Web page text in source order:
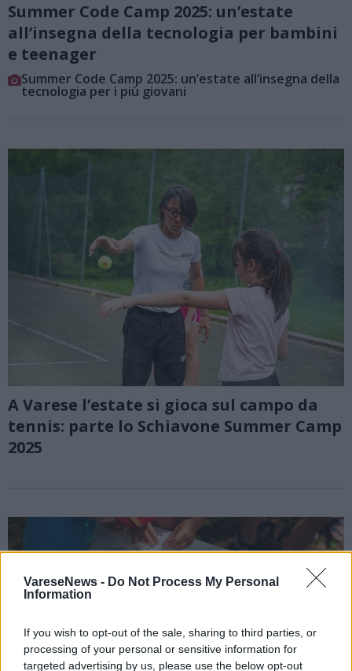
VareseNews - Do Not Process My Personal
Information
If you wish to opt-out of the sale, sharing to third parties, or
processing of your personal or sensitive information for
targeted advertising by us, please use the below opt-out
Summer Code Camp 2025: un’estate
all’insegna della tecnologia per bambini
e teenager
Summer Code Camp 2025: un’estate all’insegna della
tecnologia per i più giovani
A Varese l’estate si gioca sul campo da
tennis: parte lo Schiavone Summer Camp
2025